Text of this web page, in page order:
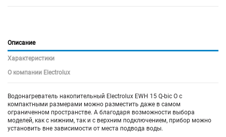
Описание
Характеристики
О компании Electrolux
Водонагреватель накопительный Electrolux EWH 15 Q-bic O с
компактными размерами можно разместить даже в самом
ограниченном пространстве. А благодаря возможности выбора
моделей, как с нижним, так и с верхним подключением, прибор можно
установить вне зависимости от места подвода воды.